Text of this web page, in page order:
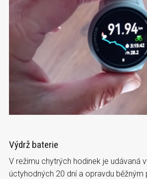
Výdrž baterie
V režimu chytrých hodinek je udávaná
úctyhodných 20 dní a opravdu běžným